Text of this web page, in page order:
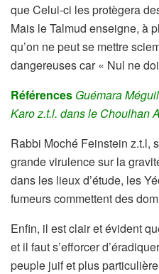
que Celui-ci les protègera
Mais le Talmud enseigne, à
qu’on ne peut se mettre
dangereuses car « Nul ne
Références Guémara
Karo z.t.l. dans le Choulhan
Rabbi Moché Feinstein z.t.l,
grande virulence sur la
dans les lieux d’étude, les
fumeurs commettent des
Enfin, il est clair et évident
et il faut s’efforcer
peuple juif et plus